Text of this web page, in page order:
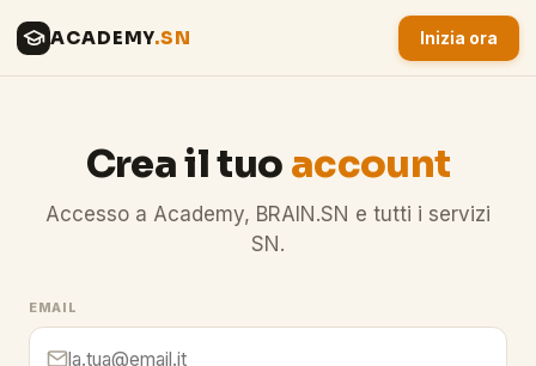
ACADEMY.SN Inizia ora
Crea il tuo account
Accesso a Academy, BRAIN.SN e tutti i servizi
SN.
EMAIL